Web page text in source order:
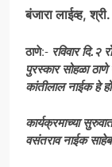
बंजारा लाईव्ह,
ठाणे:- रविवार दि.२
पुरस्कार सोहळा ठाणे
कांतीलाल नाईक हे
कार्यक्रमाच्या
वसंतराव नाईक